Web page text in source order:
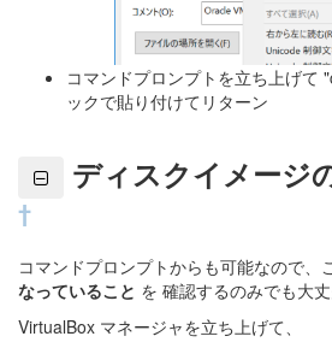
コマンドプロンプトを立ち上げて
ックで貼り付けてリターン
ディスクイメージ
†
コマンドプロンプトからも可能なので、
なっていること を 確認するのみでも大丈
VirtualBox マネージャを立ち上げて、